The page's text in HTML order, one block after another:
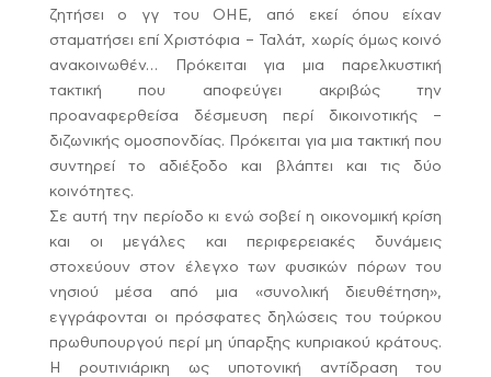
ζητήσει ο γγ του ΟΗΕ, από εκεί όπου είχαν
σταματήσει επί Χριστόφια – Ταλάτ, χωρίς όμως κοινό
ανακοινωθέν… Πρόκειται για μια παρελκυστική
τακτική που αποφεύγει ακριβώς την
προαναφερθείσα δέσμευση περί δικοινοτικής –
διζωνικής ομοσπονδίας. Πρόκειται για μια τακτική που
συντηρεί το αδιέξοδο και βλάπτει και τις δύο
κοινότητες.
Σε αυτή την περίοδο κι ενώ σοβεί η οικονομική κρίση
και οι μεγάλες και περιφερειακές δυνάμεις
στοχεύουν στον έλεγχο των φυσικών πόρων του
νησιού μέσα από μια «συνολική διευθέτηση»,
εγγράφονται οι πρόσφατες δηλώσεις του τούρκου
πρωθυπουργού περί μη ύπαρξης κυπριακού κράτους.
Η ρουτινιάρικη ως υποτονική αντίδραση του